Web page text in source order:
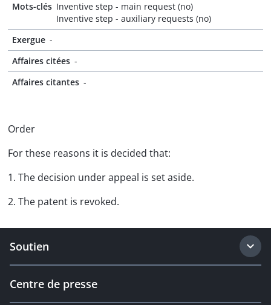
Mots-clés Inventive step - main request (no)
Inventive step - auxiliary requests (no)
Exergue -
Affaires citées -
Affaires citantes -
Order
For these reasons it is decided that:
1. The decision under appeal is set aside.
2. The patent is revoked.
Soutien
Centre de presse